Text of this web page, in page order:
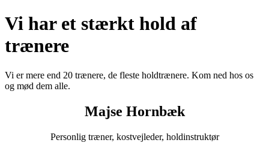
Vi har et stærkt hold af
trænere
Vi er mere end 20 trænere, de fleste holdtrænere. Kom ned hos os
og mød dem alle.
Majse Hornbæk
Personlig træner, kostvejleder, holdinstruktør